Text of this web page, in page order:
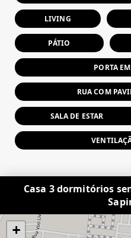
LIVING
PÁTIO
PORTA
RUA COM
SALA DE ESTAR
Casa 3 dormitórios
+